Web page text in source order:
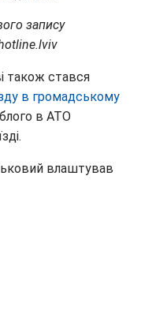
запису
також стався
в громадському
в АТО
влаштував